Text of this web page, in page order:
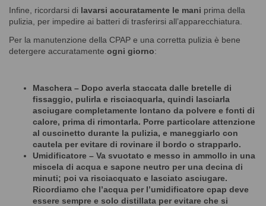
Infine, ricordarsi di lavarsi accuratamente le mani prima della
pulizia, per impedire ai batteri di trasferirsi all’apparecchiatura.
Per la manutenzione della CPAP e una corretta pulizia è bene
detergere accuratamente ogni giorno:
Maschera – Dopo averla staccata dalle bretelle di
fissaggio, pulirla e risciacquarla, quindi lasciarla
asciugare completamente lontano da polvere e fonti di
calore, prima di rimontarla. Porre particolare attenzione
al cuscinetto durante la pulizia, e maneggiarlo con
cautela per evitare di rovinare il bordo o strapparlo.
Umidificatore – Va svuotato e messo in ammollo in una
miscela di acqua e sapone neutro per una decina di
minuti; poi va risciacquato e lasciato asciugare.
Ricordiamo che l’acqua per l’umidificatore cpap deve
essere sempre e solo distillata per evitare che si